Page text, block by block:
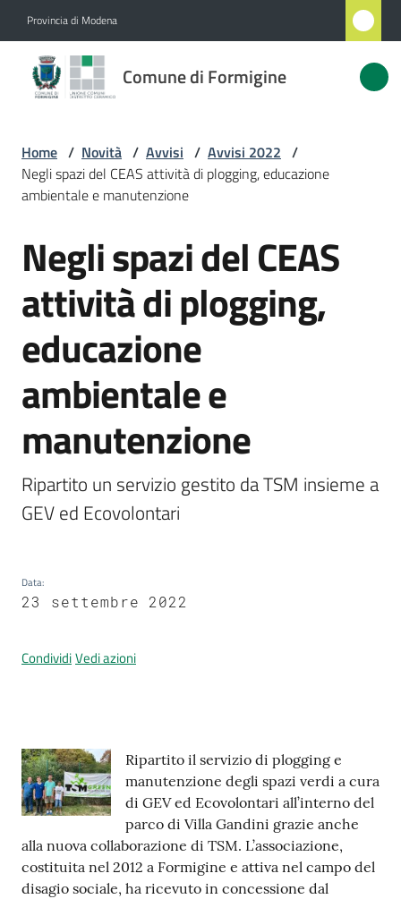
Provincia di Modena
Comune di Formigine
Comune
di
Amministrazione
Novità
Menu selezionato
Servizi
Vivere
Formigine
Prenotazione
appuntamenti
l
e
t
a
e
o
gli
argomenti...
Home / Novità / Avvisi / Avvisi 2022 /
Negli spazi del CEAS attività di plogging, educazione
ambientale e manutenzione
Salta al contenuto
Negli spazi del CEAS
attività di plogging,
educazione
ambientale e
manutenzione
Ripartito un servizio gestito da TSM insieme a
GEV ed Ecovolontari
Data:
23 settembre 2022
CondividiVedi azioni
Contenuto
Ripartito il servizio di plogging e
manutenzione degli spazi verdi a cura
di GEV ed Ecovolontari all’interno del
parco di Villa Gandini grazie anche
alla nuova collaborazione di TSM. L’associazione,
costituita nel 2012 a Formigine e attiva nel campo del
disagio sociale, ha ricevuto in concessione dal